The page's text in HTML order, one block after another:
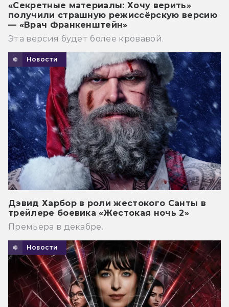
«Секретные материалы: Хочу верить»
получили страшную режиссёрскую версию
— «Врач Франкенштейн»
Эта версия будет более кровавой.
Новости
Дэвид Харбор в роли жестокого Санты в
трейлере боевика «Жестокая ночь 2»
Премьера в декабре.
Новости